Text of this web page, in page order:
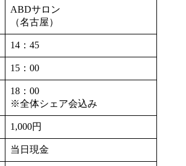
ABDサロン
（名古屋）
14：45
15：00
18：00
※全体シェア会込み
1,000円
当日現金